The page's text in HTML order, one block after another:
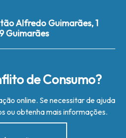
Alfredo Guimarães, 1
Guimarães
de Consumo?
online. Se necessitar de ajuda
ou obtenha mais informações.